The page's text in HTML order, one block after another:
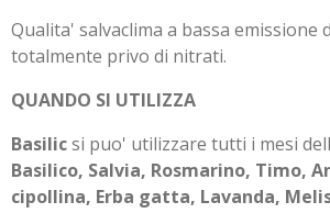
Qualita' salvaclima a bassa emissione
totalmente privo di nitrati.
QUANDO SI UTILIZZA
Basilicsi puo' utilizzare tutti i mesi
Basilico, Salvia, Rosmarino, Timo,
cipollina, Erba gatta, Lavanda,